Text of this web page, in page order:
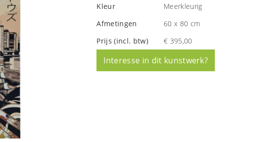
Kleur
Meerkleurig
Afmetingen
60 x 80 cm
Prijs (incl. btw)
€ 395,00
Interesse in dit kunstwerk?